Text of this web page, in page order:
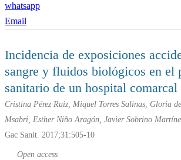
whatsapp
Email
Incidencia de exposiciones
sangre y fluidos biológicos en el
sanitario de un hospital comarcal
Cristina Pérez Ruiz, Miquel Torres Salinas, Gloria
Msabri, Esther Niño Aragón, Javier Sobrino
Gac Sanit. 2017;31:505-10
Open access